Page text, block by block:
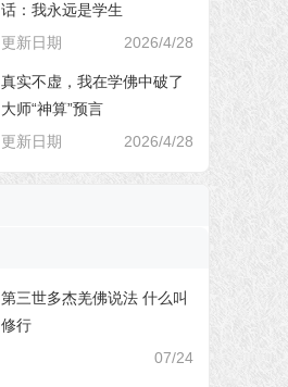
话：我永远是学生
更新日期
2026/4/28
真实不虚，我在学佛中破了
大师“神算”预言
更新日期
2026/4/28
第三世多杰羌佛说法 什么叫
修行
07/24